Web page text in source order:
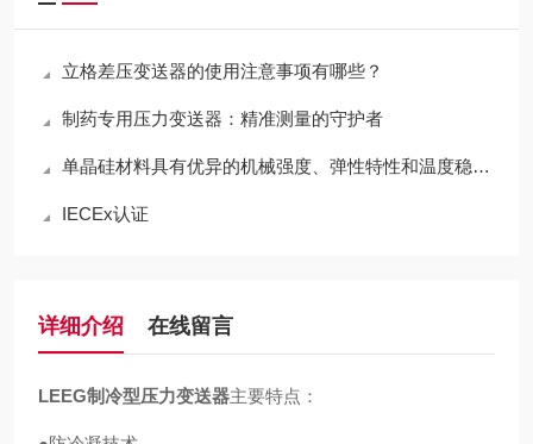
立格差压变送器的使用注意事项有哪些？
制药专用压力变送器：精准测量的守护者
单晶硅材料具有优异的机械强度、弹性特性和温度稳定性
IECEx认证
详细介绍 在线留言
LEEG制冷型压力变送器主要特点：